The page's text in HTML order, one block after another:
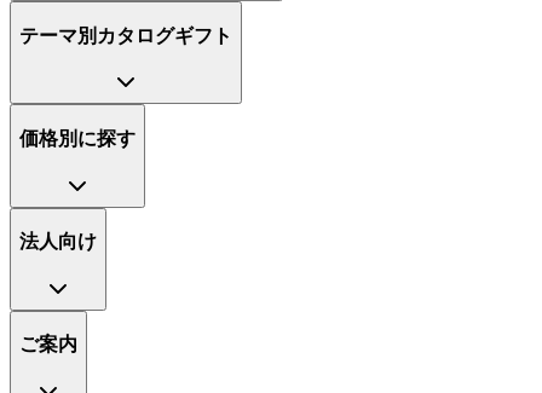
テーマ別カタログギフト
価格別に探す
法人向け
ご案内